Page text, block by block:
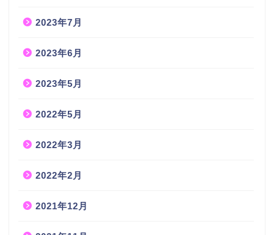
2023年7月
2023年6月
2023年5月
2022年5月
2022年3月
2022年2月
2021年12月